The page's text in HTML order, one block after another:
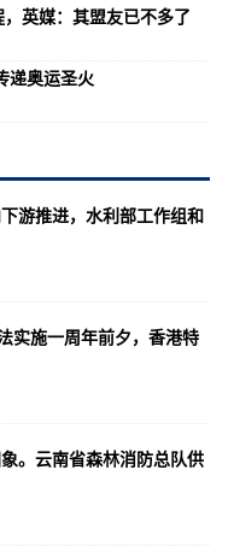
英媒：其盟友已不多了
递奥运圣火
游推进，水利部工作组和
实施一周年前夕，香港特
。云南省森林消防总队供